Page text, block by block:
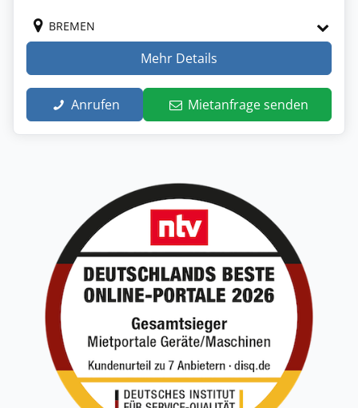
BREMEN
Mehr Details
Anrufen Mietanfrage senden